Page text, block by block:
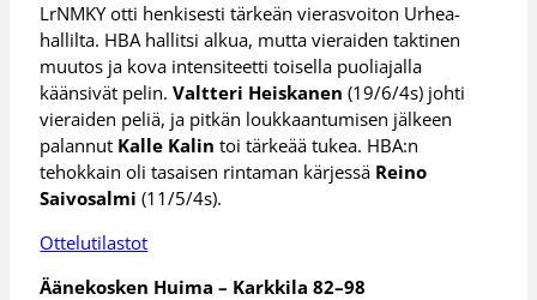
LrNMKY otti henkisesti tärkeän vierasvoiton Urhea-
hallilta. HBA hallitsi alkua, mutta vieraiden taktinen
muutos ja kova intensiteetti toisella puoliajalla
käänsivät pelin.Valtteri Heiskanen (19/6/4s) johti
vieraiden peliä, ja pitkän loukkaantumisen jälkeen
palannut Kalle Kalin toi tärkeää tukea. HBA:n
tehokkain oli tasaisen rintaman kärjessä Reino
Saivosalmi (11/5/4s).
Ottelutilastot
Äänekosken Huima – Karkkila 82–98